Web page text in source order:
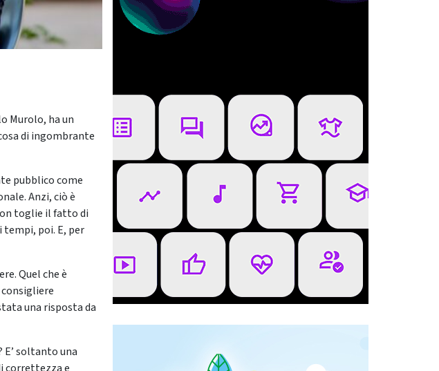
Murolo, ha un
di ingombrante
pubblico come
Anzi, ciò è
toglie il fatto di
poi. E, per
Quel che è
una risposta da
soltanto una